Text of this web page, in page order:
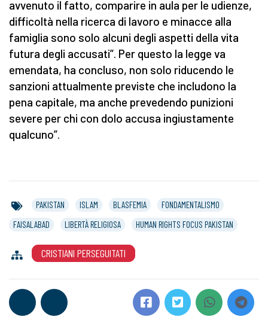
avvenuto il fatto, comparire in aula per le udienze,
difficoltà nella ricerca di lavoro e minacce alla
famiglia sono solo alcuni degli aspetti della vita
futura degli accusati”. Per questo la legge va
emendata, ha concluso, non solo riducendo le
sanzioni attualmente previste che includono la
pena capitale, ma anche prevedendo punizioni
severe per chi con dolo accusa ingiustamente
qualcuno”.
PAKISTAN ISLAM BLASFEMIA
FONDAMENTALISMO
FAISALABAD
LIBERTÀ RELIGIOSA HUMAN RIGHTS FOCUS PAKISTAN
CRISTIANI PERSEGUITATI